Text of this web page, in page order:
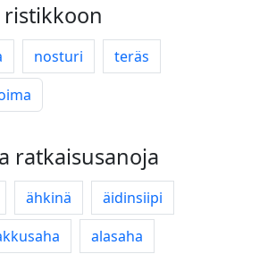
ristikkoon
nosturi
teräs
ratkaisusanoja
ähkinä
äidinsiipi
alasaha